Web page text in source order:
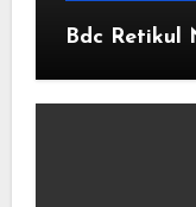
Bdc Retikul